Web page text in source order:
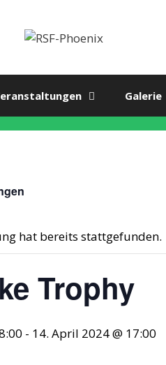
Galerie
hat bereits stattgefunden.
Trophy
- 14. April 2024 @ 17:00